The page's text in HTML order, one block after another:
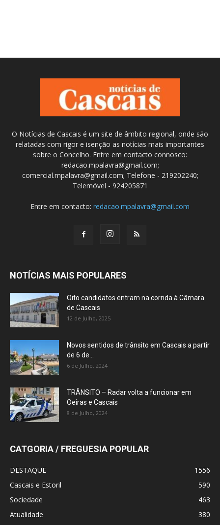
O Notícias de Cascais é um site de âmbito regional, onde são
relatadas com rigor e isenção as notícias mais importantes
sobre o Concelho. Entre em contacto connosco:
redacao.mpalavra@gmail.com;
comercial.mpalavra@gmail.com; Telefone - 219202240;
Telemóvel - 924205871
Entre em contacto: redacao.mpalavra@gmail.com
NOTÍCIAS MAIS POPULARES
Oito candidatos entram na corrida à Câmara
de Cascais
12 de Julho, 2025
Novos sentidos de trânsito em Cascais a partir
de 6 de...
6 de Julho, 2024
TRÂNSITO – Radar volta a funcionar em
Oeiras e Cascais
8 de Julho, 2024
CATGORIA / FREGUESIA POPULAR
DESTAQUE
1556
Cascais e Estoril
590
Sociedade
463
Atualidade
380